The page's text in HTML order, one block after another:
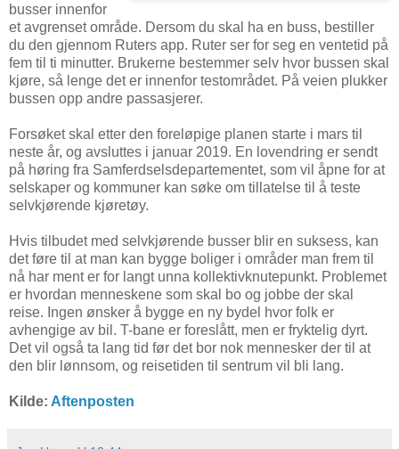
busser innenfor
et avgrenset område. Dersom du skal ha en buss, bestiller
du den gjennom Ruters app. Ruter ser for seg en ventetid på
fem til ti minutter. Brukerne bestemmer selv hvor bussen skal
kjøre, så lenge det er innenfor testområdet. På veien plukker
bussen opp andre passasjerer.
Forsøket skal etter den foreløpige planen starte i mars til
neste år, og avsluttes i januar 2019. En lovendring er sendt
på høring fra Samferdselsdepartementet, som vil åpne for at
selskaper og kommuner kan søke om tillatelse til å teste
selvkjørende kjøretøy.
Hvis tilbudet med selvkjørende busser blir en suksess, kan
det føre til at man kan bygge boliger i områder man frem til
nå har ment er for langt unna kollektivknutepunkt. Problemet
er hvordan menneskene som skal bo og jobbe der skal
reise. Ingen ønsker å bygge en ny bydel hvor folk er
avhengige av bil. T-bane er foreslått, men er fryktelig dyrt.
Det vil også ta lang tid før det bor nok mennesker der til at
den blir lønnsom, og reisetiden til sentrum vil bli lang.
Kilde: Aftenposten